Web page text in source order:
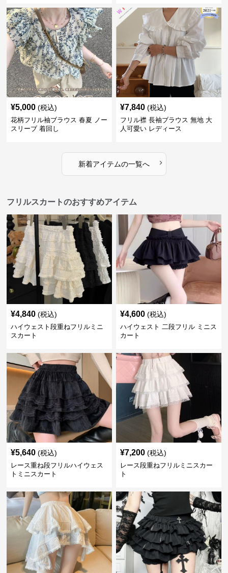
¥5,000 (税込)
花柄フリル袖ブラウス 春夏 ノー
スリーブ 着回し
¥7,840 (税込)
フリル襟 長袖ブラウス 無地 大
人可愛い レディース
新着アイテムの一覧へ ›
フリルスカートのおすすめアイテム
¥4,840 (税込)
ハイウェスト段重ねフリルミニ
スカート
¥4,600 (税込)
ハイウェスト 二段フリル ミニス
カート
¥5,640 (税込)
レース重ね段フリルハイウェス
トミニスカート
¥7,200 (税込)
レース段重ねフリルミニスカー
ト